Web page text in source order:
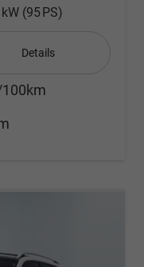
(95 PS)
Details